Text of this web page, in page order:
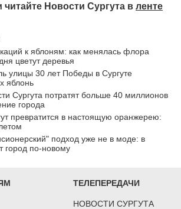
Новости Сургута в ленте
к яблоням: как менялась флора
цветут деревья
улицы 30 лет Победы в Сургуте
яблонь
Сургута потратят больше 40 миллионов
города
превратится в настоящую оранжерею:
подход уже не в моде: в
город по-новому
ТЕЛЕПЕРЕДАЧИ
НОВОСТИ СУРГУТА